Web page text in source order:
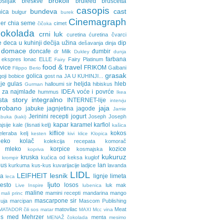
bulgur bundeva burek casopis cast
chia seme čičoka cimet Cinemagraph
crni luk curetina ćuretina čvarci
deca u kuhinji dečija užina dešavanja dinja dip
domace doncafe dr Milk Dukley đumbir dunja
ekspres lonac ELLE Fairy Fairy Platinum farbana
Filippo Berio food & travel FRIKOM Galbani
bobice golica gost na JA U KUHINJI... grasak
gulas Gurman halloumi sir heljda hibiskus hleb
za najmlađe hummus IDEA voće i povrće Ikea
story integralno INTERNET-lije intervju
jabuke jagnjetina jagode jaja
Jamie
(kaki) Jerinini recepti jogurt Joseph Joseph
kale (lisnati kelj) kapar karamel karfiol kašica
kelj kesten kiflice kivi klice Klopica
kokos
kolač kolekcija recepata komorač
mleko kopriva korpice kosmajska kozice
krompir kruska kućica od keksa kuglof kukuruz
kurkuma kus-kus kuvarijacije ladjice lan lavanda
leca LEIFHEIT lesnik LIDL lignje limeta
Live Inspire ljuto losos lubenica luk mak
mali princ maline mamini recepti mandarina mango
marcipan mascarpone sir Mascom Publishing
čili sos matar matovilac MAXI Mcc vina Meat
med Mehrzer MENAŽ čokolada menta mesimo